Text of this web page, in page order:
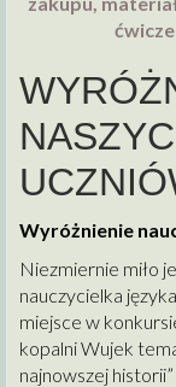
Wyróżnienie
Niezmiernie miło
nauczycielka
miejsce w
kopalni Wujek
najnowszej